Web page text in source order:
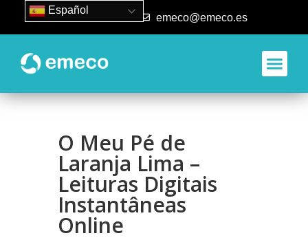
93 840 50 80 emeco@emeco.es
O Meu Pé de
Laranja Lima –
Leituras Digitais
Instantâneas
Online
Español